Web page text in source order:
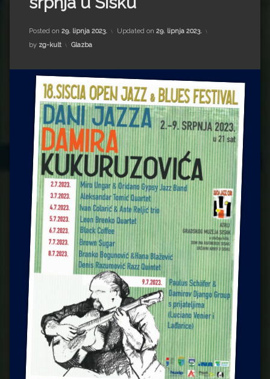
Impressum
Milenko Strižak
Drugi autori
Drugi autori
Ljiljana Lekanić-Kljaić
Željko Krznarić
Mario Lovreković
Miroslav Šantek
Posted on 29. lipnja 2023. Updated on 29. lipnja 2023.
by zg-kult Kategorije:
Glazba